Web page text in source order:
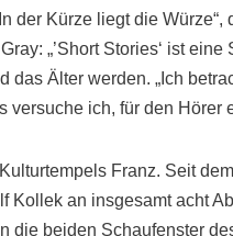
der Kürze liegt die
„’Short Stories‘ ist eine
Älter werden. „Ich
ich, für den Hörer
Franz. Seit
Kollek an insgesamt acht
die beiden Schaufenster